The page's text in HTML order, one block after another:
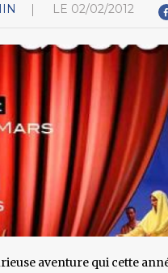
LE 02/02/2012
aventure qui cette